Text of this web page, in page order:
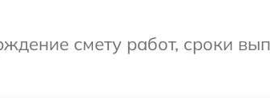
смету работ, сроки